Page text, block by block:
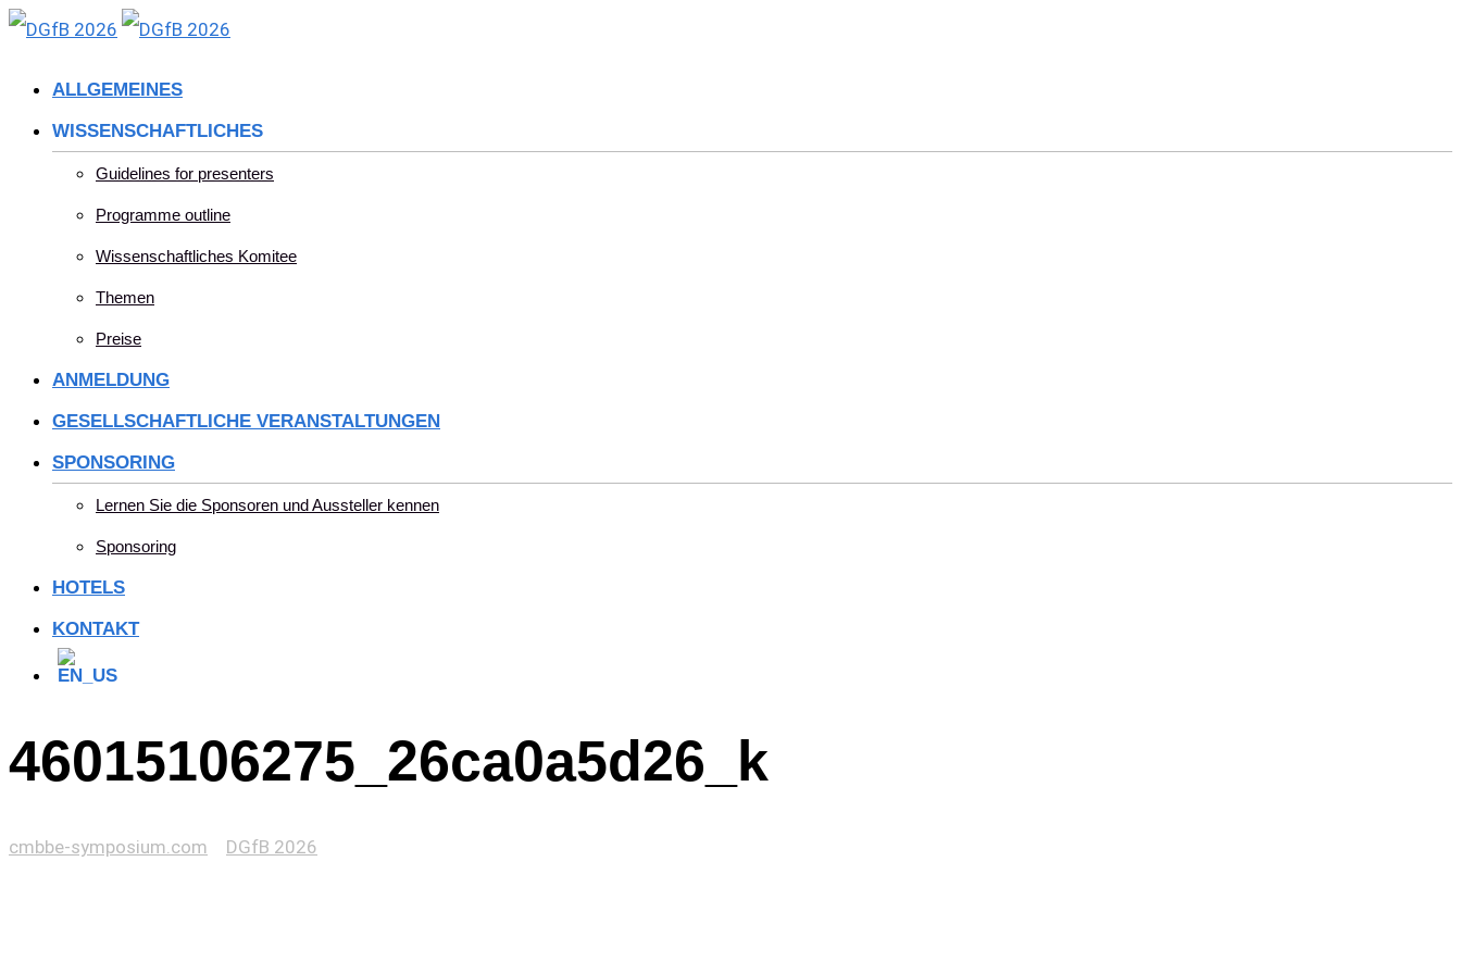
Skip
ALLGEMEINES
WISSENSCHAFTLICHES
Guidelines for presenters
Programme outline
Wissenschaftliches Komitee
Themen
Preise
ANMELDUNG
GESELLSCHAFTLICHE VERANSTALTUNGEN
SPONSORING
Lernen Sie die Sponsoren und Aussteller kennen
Sponsoring
HOTELS
KONTAKT
46015106275_26ca0a5d26_k
cmbbe-symposium.com DGfB 2026